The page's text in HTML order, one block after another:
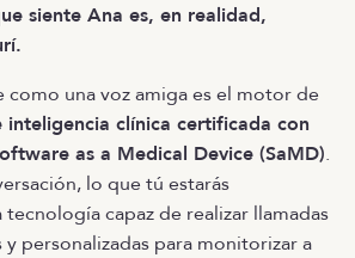
siente Ana es, en realidad,
como una voz amiga es el motor de
clínica certificada con
as a Medical Device (SaMD).
lo que tú estarás
capaz de realizar llamadas
personalizadas para monitorizar a